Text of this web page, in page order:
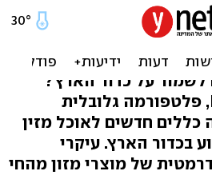
התזונה
ולסביבה
לשמור על כדור הארץ?
פורום EAT-Lancet, פלטפורמה גלובלית
חדשים לאוכל מזין
בכדור הארץ. עיקרי
של מוצרי מזון מהחי